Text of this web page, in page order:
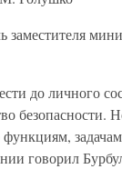
заместителя
до личного
безопасности.
говорил